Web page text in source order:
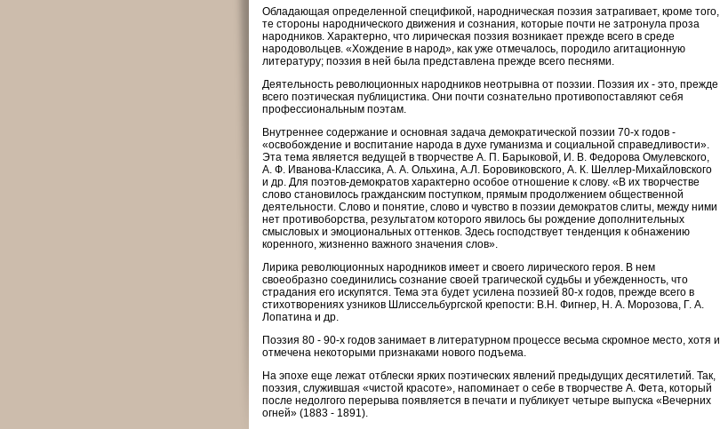
Обладающая определенной спецификой, народническая поэзия затрагивает, кроме того,
те стороны народнического движения и сознания, которые почти не затронула проза
народников. Характерно, что лирическая поэзия возникает прежде всего в среде
народовольцев. «Хождение в народ», как уже отмечалось, породило агитационную
литературу; поэзия в ней была представлена прежде всего песнями.
Деятельность революционных народников неотрывна от поэзии. Поэзия их - это, прежде
всего поэтическая публицистика. Они почти сознательно противопоставляют себя
профессиональным поэтам.
Внутреннее содержание и основная задача демократической поэзии 70-х годов -
«освобождение и воспитание народа в духе гуманизма и социальной справедливости».
Эта тема является ведущей в творчестве А. П. Барыковой, И. В. Федорова Омулевского,
А. Ф. Иванова-Классика, А. А. Ольхина, A.Л. Боровиковского, А. К. Шеллер-Михайловского
и др. Для поэтов-демократов характерно особое отношение к слову. «В их творчестве
слово становилось гражданским поступком, прямым продолжением общественной
деятельности. Слово и понятие, слово и чувство в поэзии демократов слиты, между ними
нет противоборства, результатом которого явилось бы рождение дополнительных
смысловых и эмоциональных оттенков. Здесь господствует тенденция к обнажению
коренного, жизненно важного значения слов».
Лирика революционных народников имеет и своего лирического героя. В нем
своеобразно соединились сознание своей трагической судьбы и убежденность, что
страдания его искупятся. Тема эта будет усилена поэзией 80-х годов, прежде всего в
стихотворениях узников Шлиссельбургской крепости: B.Н. Фигнер, Н. А. Морозова, Г. А.
Лопатина и др.
Поэзия 80 - 90-х годов занимает в литературном процессе весьма скромное место, хотя и
отмечена некоторыми признаками нового подъема.
На эпохе еще лежат отблески ярких поэтических явлений предыдущих десятилетий. Так,
поэзия, служившая «чистой красоте», напоминает о себе в творчестве А. Фета, который
после недолгого перерыва появляется в печати и публикует четыре выпуска «Вечерних
огней» (1883 - 1891).